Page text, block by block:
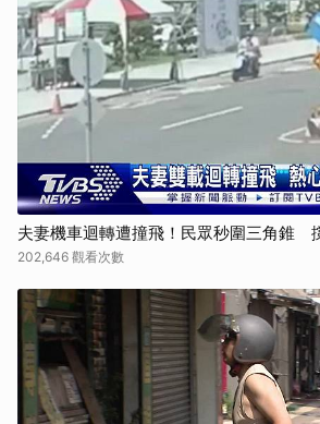
夫妻機車迴轉遭撞飛！民眾秒圍三角錐
202,646 觀看次數